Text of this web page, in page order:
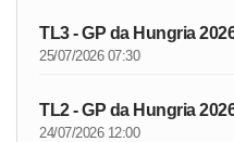
TL3 - GP da Hungria
25/07/2026 07:30
TL2 - GP da Hungria
24/07/2026 12:00